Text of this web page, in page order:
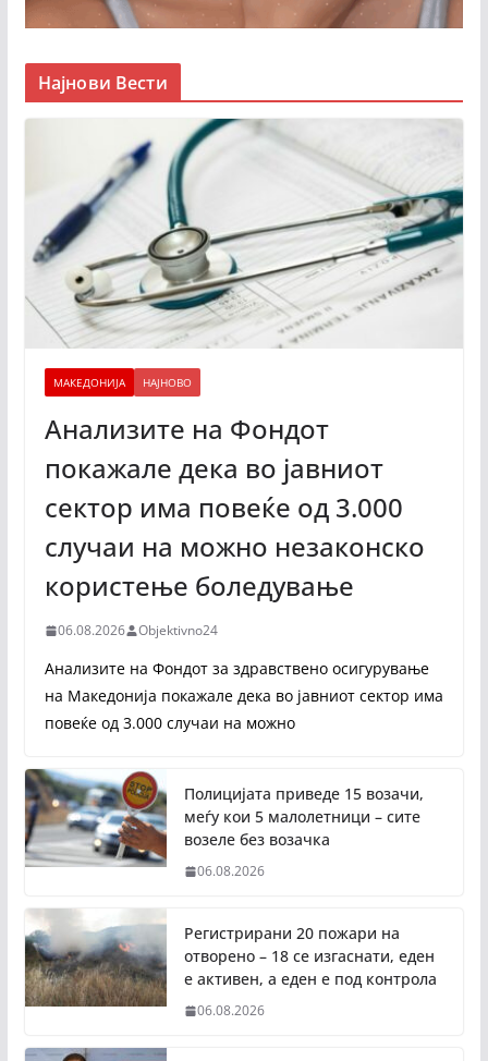
Најнови Вести
МАКЕДОНИЈА НАЈНОВО
Анализите на Фондот
покажале дека во јавниот
сектор има повеќе од 3.000
случаи на можно незаконско
користење боледување
06.08.2026 Objektivno24
Анализите на Фондот за здравствено осигурување
на Македонија покажале дека во јавниот сектор има
повеќе од 3.000 случаи на можно
Полицијата приведе 15 возачи,
меѓу кои 5 малолетници – сите
возеле без возачка
06.08.2026
Регистрирани 20 пожари на
отворено – 18 се изгаснати, еден
е активен, а еден е под контрола
06.08.2026